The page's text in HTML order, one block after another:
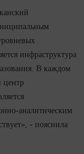
инфраструктура
В каждом
центр
аналитическим
- пояснила